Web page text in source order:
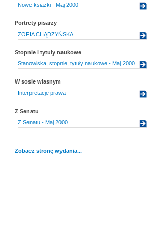
Nowe książki - Maj 2000
Portrety pisarzy
ZOFIA CHĄDZYŃSKA
Stopnie i tytuły naukowe
Stanowiska, stopnie, tytuły naukowe - Maj 2000
W sosie własnym
Interpretacje prawa
Z Senatu
Z Senatu - Maj 2000
Zobacz stronę wydania...